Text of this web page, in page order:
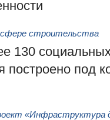
сфере строительства
130
построено под
«Инфраструктура